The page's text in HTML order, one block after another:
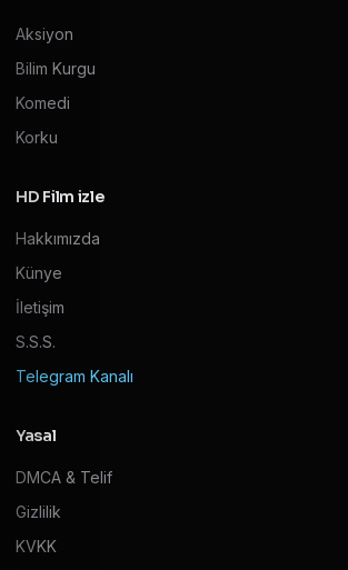
Aksiyon
Bilim Kurgu
Komedi
Korku
HD Film izle
Hakkımızda
Künye
İletişim
S.S.S.
Telegram Kanalı
Yasal
DMCA & Telif
Gizlilik
KVKK